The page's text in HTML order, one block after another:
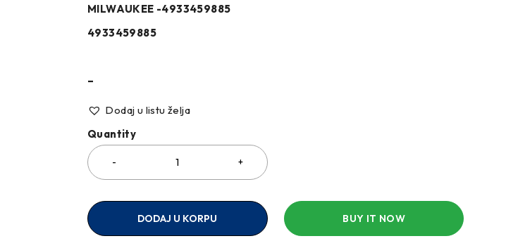
MILWAUKEE -4933459885
4933459885
–
Dodaj u listu želja
Quantity
DODAJ U KORPU BUY IT NOW